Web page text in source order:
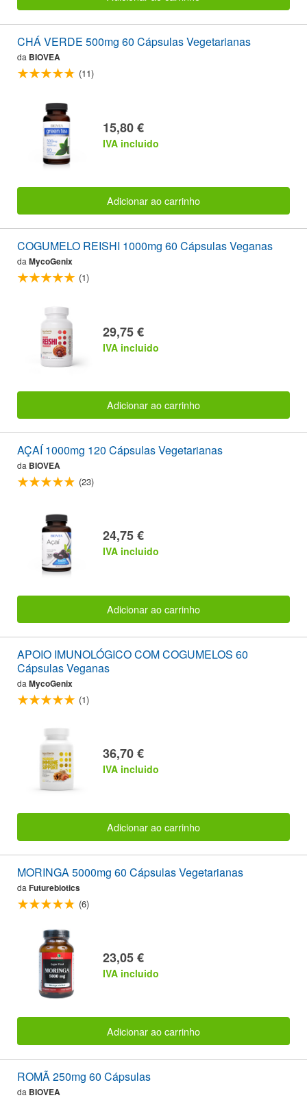
CHÁ VERDE 500mg 60 Cápsulas Vegetarianas
da BIOVEA
(11)
15,80 €
IVA incluido
Adicionar ao carrinho
COGUMELO REISHI 1000mg 60 Cápsulas Veganas
da MycoGenix
(1)
29,75 €
IVA incluido
Adicionar ao carrinho
AÇAÍ 1000mg 120 Cápsulas Vegetarianas
da BIOVEA
(23)
24,75 €
IVA incluido
Adicionar ao carrinho
APOIO IMUNOLÓGICO COM COGUMELOS 60
Cápsulas Veganas
da MycoGenix
(1)
36,70 €
IVA incluido
Adicionar ao carrinho
MORINGA 5000mg 60 Cápsulas Vegetarianas
da Futurebiotics
(6)
23,05 €
IVA incluido
Adicionar ao carrinho
ROMÃ 250mg 60 Cápsulas
da BIOVEA